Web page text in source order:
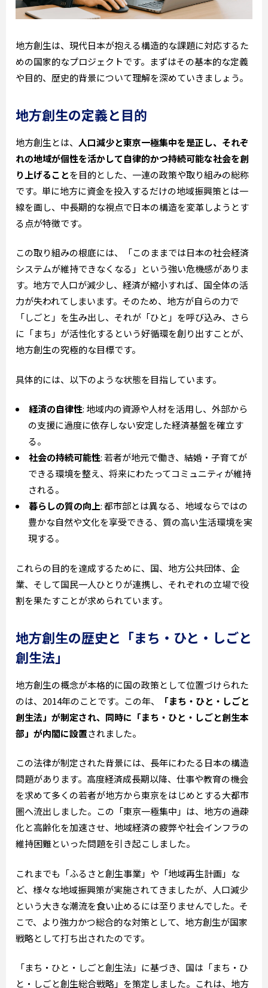
地方創生は、現代日本が抱える構造的な課題に対応するた
めの国家的なプロジェクトです。まずはその基本的な定義
や目的、歴史的背景について理解を深めていきましょう。
地方創生の定義と目的
地方創生とは、 人口減少と東京一極集中を是正し、それぞ
れの地域が個性を活かして自律的かつ持続可能な社会を創
り上げることを目的とした、一連の政策や取り組みの総称
です。単に地方に資金を投入するだけの地域振興策とは一
線を画し、中長期的な視点で日本の構造を変革しようとす
る点が特徴です。
この取り組みの根底には、「このままでは日本の社会経済
システムが維持できなくなる」という強い危機感がありま
す。地方で人口が減少し、経済が縮小すれば、国全体の活
力が失われてしまいます。そのため、地方が自らの力で
「しごと」を生み出し、それが「ひと」を呼び込み、さら
に「まち」が活性化するという好循環を創り出すことが、
地方創生の究極的な目標です。
具体的には、以下のような状態を目指しています。
経済の自律性: 地域内の資源や人材を活用し、外部から
の支援に過度に依存しない安定した経済基盤を確立す
る。
社会の持続可能性: 若者が地元で働き、結婚・子育てが
できる環境を整え、将来にわたってコミュニティが維持
される。
暮らしの質の向上: 都市部とは異なる、地域ならではの
豊かな自然や文化を享受できる、質の高い生活環境を実
現する。
これらの目的を達成するために、国、地方公共団体、企
業、そして国民一人ひとりが連携し、それぞれの立場で役
割を果たすことが求められています。
地方創生の歴史と「まち・ひと・しごと
創生法」
地方創生の概念が本格的に国の政策として位置づけられた
のは、2014年のことです。この年、
「まち・ひと・しごと
創生法」が制定され、同時に「まち・ひと・しごと創生本
部」が内閣に設置されました。
この法律が制定された背景には、長年にわたる日本の構造
問題があります。高度経済成長期以降、仕事や教育の機会
を求めて多くの若者が地方から東京をはじめとする大都市
圏へ流出しました。この「東京一極集中」は、地方の過疎
化と高齢化を加速させ、地域経済の疲弊や社会インフラの
維持困難といった問題を引き起こしました。
これまでも「ふるさと創生事業」や「地域再生計画」な
ど、様々な地域振興策が実施されてきましたが、人口減少
という大きな潮流を食い止めるには至りませんでした。そ
こで、より強力かつ総合的な対策として、地方創生が国家
戦略として打ち出されたのです。
「まち・ひと・しごと創生法」に基づき、国は「まち・ひ
と・しごと創生総合戦略」を策定しました。これは、地方